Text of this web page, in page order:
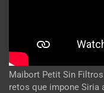
Maibort Petit Sin
retos que impone Siria